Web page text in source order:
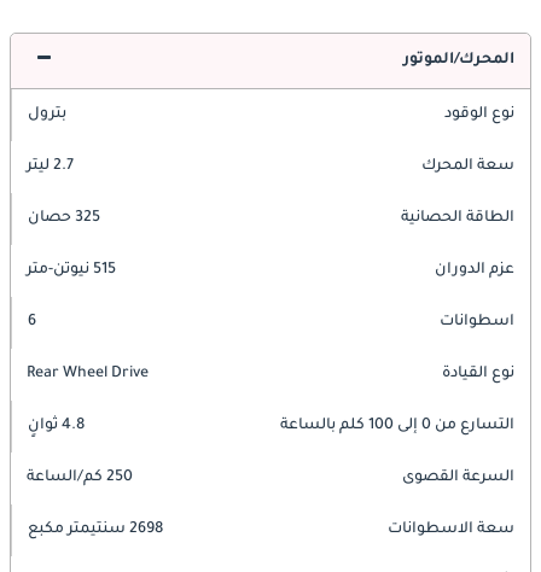
المحرك/الموتور
نوع الوقود بترول
سعة المحرك 2.7 ليتر
الطاقة الحصانية 325 حصان
عزم الدوران 515 نيوتن-متر
اسطوانات 6
نوع القيادة Rear Wheel Drive
التسارع من 0 إلى 100 كلم بالساعة 4.8 ثوانٍ
السرعة القصوى 250 كم/الساعة
سعة الاسطوانات 2698 سنتيمتر مكبع